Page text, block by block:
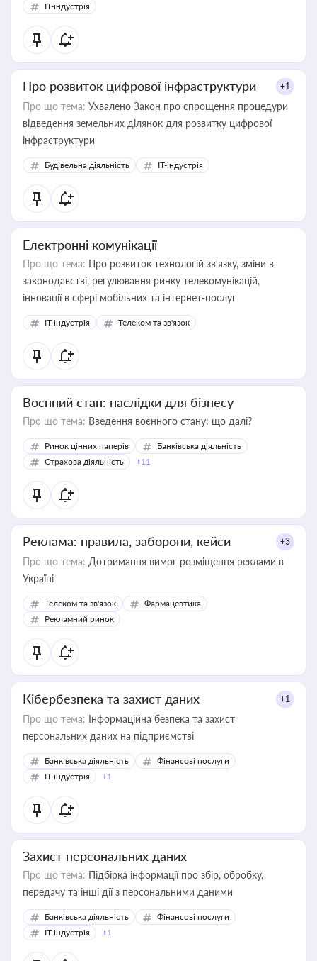
IT-індустрія
Про розвиток цифрової інфраструктури +1
Про що тема: Ухвалено Закон про спрощення процедури
відведення земельних ділянок для розвитку цифрової
інфраструктури
Будівельна діяльність IT-індустрія
Електронні комунікації
Про що тема: Про розвиток технологій зв'язку, зміни в
законодавстві, регулювання ринку телекомунікацій,
інновації в сфері мобільних та інтернет-послуг
IT-індустрія Телеком та зв'язок
Воєнний стан: наслідки для бізнесу
Про що тема: Введення воєнного стану: що далі?
Ринок цінних паперів
Банківська діяльність
Страхова діяльність
+11
Реклама: правила, заборони, кейси +3
Про що тема: Дотримання вимог розміщення реклами в
Україні
Телеком та зв'язок
Фармацевтика
Рекламний ринок
Кібербезпека та захист даних +1
Про що тема: Інформаційна безпека та захист
персональних даних на підприємстві
Банківська діяльність
Фінансові послуги
IT-індустрія
+1
Захист персональних даних
Про що тема: Підбірка інформації про збір, обробку,
передачу та інші дії з персональними даними
Банківська діяльність
Фінансові послуги
IT-індустрія
+1